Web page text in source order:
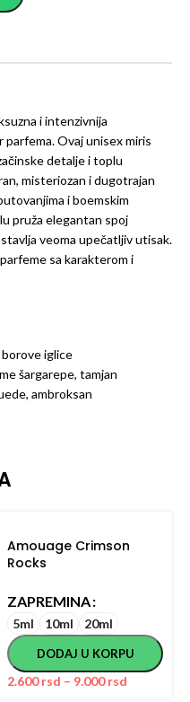
i intenzivnija
Ovaj unisex miris
detalje i toplu
misteriozan i dugotrajan
i boemskim
pruža elegantan spoj
veoma upečatljiv utisak.
sa karakterom i
iglice
šargarepe, tamjan
ambroksan
Amouage Crimson
Rocks
ZAPREMINA
5ml 10ml 20ml
DODAJ U KORPU
2.600rsd – 9.000rsd